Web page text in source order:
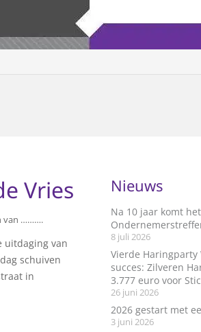
Vries
van ……….
uitdaging van
schuiven
in
Nieuws
Na 10 jaar komt
8 juli 2026
Vierde
succes: Zilveren
3.777 euro voor
26 juni 2026
2026 gestart met
3 juni 2026